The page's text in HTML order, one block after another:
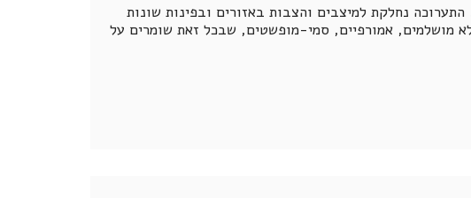
שאצרה דניאלה שלו. התערוכה נחלקת למיצבים והצבות באזורים ובפינות שונות
מושלמים, אמורפיים, סמי-מופשטים, שבכל זאת שומרים על